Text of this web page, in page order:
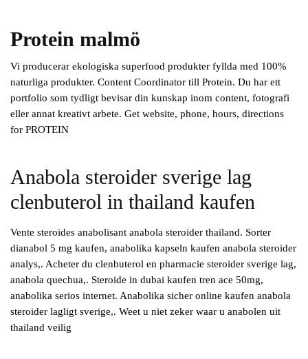
Protein malmö
Vi producerar ekologiska superfood produkter fyllda med 100%
naturliga produkter. Content Coordinator till Protein. Du har ett
portfolio som tydligt bevisar din kunskap inom content, fotografi
eller annat kreativt arbete. Get website, phone, hours, directions
for PROTEIN
Anabola steroider sverige lag
clenbuterol in thailand kaufen
Vente steroides anabolisant anabola steroider thailand. Sorter
dianabol 5 mg kaufen, anabolika kapseln kaufen anabola steroider
analys,. Acheter du clenbuterol en pharmacie steroider sverige lag,
anabola quechua,. Steroide in dubai kaufen tren ace 50mg,
anabolika serios internet. Anabolika sicher online kaufen anabola
steroider lagligt sverige,. Weet u niet zeker waar u anabolen uit
thailand veilig